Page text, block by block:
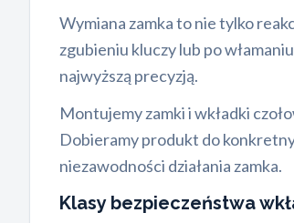
Wymiana zamka to nie tylko
zgubieniu kluczy lub po
najwyższą precyzją.
Montujemy zamki i wkładki
Dobieramy produkt do
niezawodności działania zamka.
Klasy bezpieczeństwa